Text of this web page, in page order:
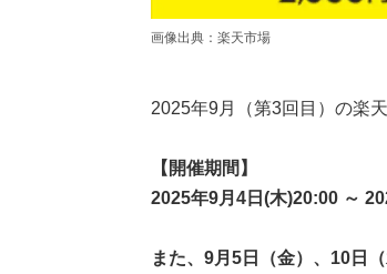
画像出典：楽天市場
2025年9月（第3回目）の楽
【開催期間】
2025年9月4日(木)20:00 ～
また、9月5日（金）、10日